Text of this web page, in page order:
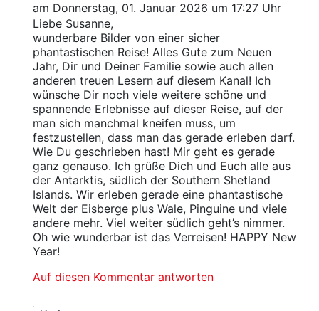
am Donnerstag, 01. Januar 2026 um 17:27 Uhr
Liebe Susanne,
wunderbare Bilder von einer sicher
phantastischen Reise! Alles Gute zum Neuen
Jahr, Dir und Deiner Familie sowie auch allen
anderen treuen Lesern auf diesem Kanal! Ich
wünsche Dir noch viele weitere schöne und
spannende Erlebnisse auf dieser Reise, auf der
man sich manchmal kneifen muss, um
festzustellen, dass man das gerade erleben darf.
Wie Du geschrieben hast! Mir geht es gerade
ganz genauso. Ich grüße Dich und Euch alle aus
der Antarktis, südlich der Southern Shetland
Islands. Wir erleben gerade eine phantastische
Welt der Eisberge plus Wale, Pinguine und viele
andere mehr. Viel weiter südlich geht’s nimmer.
Oh wie wunderbar ist das Verreisen! HAPPY New
Year!
Auf diesen Kommentar antworten